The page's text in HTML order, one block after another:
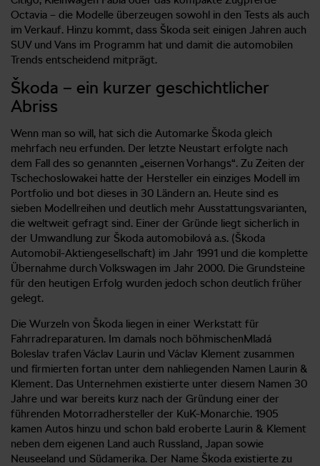
Octavia – die Modelle überzeugen sowohl in den Tests als auch
im Verkauf. Hinzu kommt, dass Škoda seit einigen Jahren auch
SUV und Vans im Programm hat und damit die automobilen
Trends entscheidend mitprägt.
Škoda – ein kurzer geschichtlicher
Abriss
Wenn man so will, hat sich die Automarke Škoda gleich
mehrfach neu erfunden. Der letzte Neustart erfolgte nach
dem Fall des so genannten „eisernen Vorhangs“. Zu Zeiten der
Tschechoslowakei hatte der Hersteller ein einziges Modell im
Portfolio und bot dieses in 30 Ländern an. Heute sind es
sieben Modellreihen und deutlich mehr Ausstattungsvarianten,
die weltweit gefragt sind. Einer der Gründe liegt sicherlich in
der Umwandlung zur Škoda automobilová a.s. (Škoda
Automobil-Aktiengesellschaft) im Jahr 1991 und die komplette
Übernahme durch Volkswagen im Jahr 2000. Die Grundsteine
für den heutigen Erfolg wurden jedoch schon deutlich früher
gelegt.
Die Wurzeln von Škoda liegen in einer Werkstatt für
Fahrradreparaturen. Im damals noch böhmischenMladá
Boleslav trafen Václav Laurin und Václav Klement zusammen
und firmierten fortan unter dem nahliegenden Namen Laurin &
Klement. Das Unternehmen existierte unter diesem Namen 30
Jahre und war bereits kurz nach der Gründung einer der
führenden Motorradhersteller der KuK-Monarchie. 1905
kamen Autos hinzu und schon bald eroberte Laurin & Klement
neben dem eigenen Land auch Russland, Japan sowie
Neuseeland und Südamerika. Der Name Škoda existierte zu